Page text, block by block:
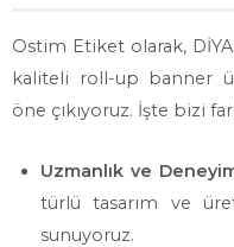
Ostim Etiket olarak,
kaliteli roll-up banner
öne çıkıyoruz. İşte bizi
Uzmanlık ve
türlü tasarım ve
sunuyoruz.